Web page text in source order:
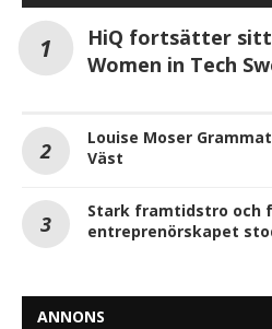
HiQ fortsätter
Women in Tech
Louise Moser
Väst
Stark framtidstro och
entreprenörskapet
ANNONS